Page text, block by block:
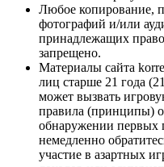
Любое копирование,
фотографий и/или
принадлежащих
запрещено.
Материалы сайта
лиц старше 21 года
может вызвать
правила (принципы)
обнаружении первых
немедленно
участие в азартных